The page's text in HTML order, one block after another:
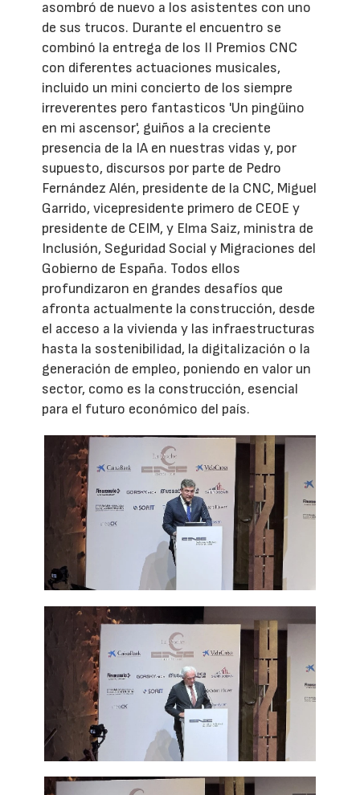
asombró de nuevo a los asistentes con uno
de sus trucos. Durante el encuentro se
combinó la entrega de los II Premios CNC
con diferentes actuaciones musicales,
incluido un mini concierto de los siempre
irreverentes pero fantasticos 'Un pingüino
en mi ascensor', guiños a la creciente
presencia de la IA en nuestras vidas y, por
supuesto, discursos por parte de Pedro
Fernández Alén, presidente de la CNC, Miguel
Garrido, vicepresidente primero de CEOE y
presidente de CEIM, y Elma Saiz, ministra de
Inclusión, Seguridad Social y Migraciones del
Gobierno de España. Todos ellos
profundizaron en grandes desafíos que
afronta actualmente la construcción, desde
el acceso a la vivienda y las infraestructuras
hasta la sostenibilidad, la digitalización o la
generación de empleo, poniendo en valor un
sector, como es la construcción, esencial
para el futuro económico del país.